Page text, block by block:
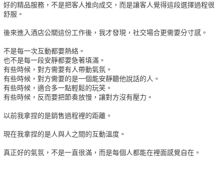
好的精品服務，不是把客人推向成交，而是讓客人覺得這段選擇過程很
舒服。
後來進入酒店公關這份工作後，我才發現，社交場合更需要分寸感。
不是每一次互動都要熱絡。
也不是每一段安靜都要急著填滿。
有些時候，對方需要有人帶動氣氛。
有些時候，對方需要的是一個能安靜聽他說話的人。
有些時候，適合多一點輕鬆的玩笑。
有些時候，反而要把節奏放慢，讓對方沒有壓力。
以前我拿捏的是銷售過程裡的距離。
現在我拿捏的是人與人之間的互動溫度。
真正好的氣氛，不是一直很滿，而是每個人都能在裡面感覺自在。